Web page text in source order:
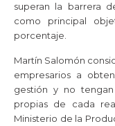
superan la barrera
como principal
porcentaje.
Martín Salomón
empresarios a
gestión y no
propias de cada
Ministerio de la